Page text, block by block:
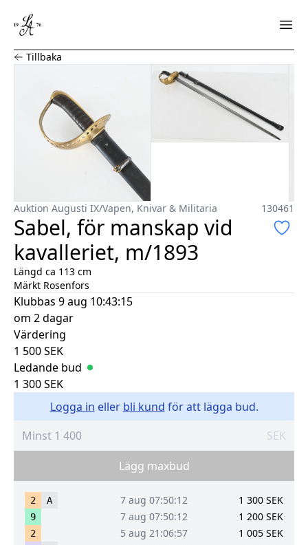
Sabel, för manskap vid kavalleriet, m/1893
Tillbaka
Auktion Augusti IX/Vapen, Knivar & Militaria 130461
Sabel, för manskap vid
kavalleriet, m/1893
Längd ca 113 cm
Märkt Rosenfors
Klubbas 9 aug 10:43:15
om 2 dagar
Värdering
1 500SEK
Ledande bud
1 300SEK
Logga in eller bli kund för att lägga bud.
SEK
Lägg maxbud
2 A 7 aug 07:50:12 1 300 SEK
9 7 aug 07:50:12 1 200 SEK
2 5 aug 21:06:57 1 005 SEK